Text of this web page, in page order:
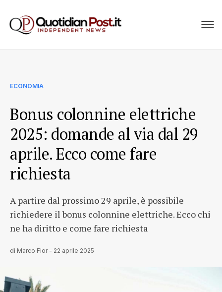
ECONOMIA
Bonus colonnine elettriche
2025: domande al via dal 29
aprile. Ecco come fare
richiesta
A partire dal prossimo 29 aprile, è possibile
richiedere il bonus colonnine elettriche. Ecco chi
ne ha diritto e come fare richiesta
di Marco Fior- 22 aprile 2025